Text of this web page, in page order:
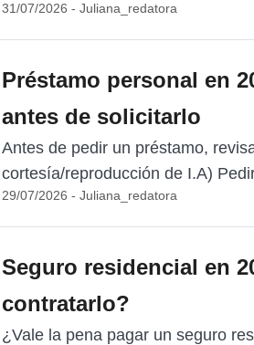
31/07/2026 - Juliana_redatora
Préstamo personal en
antes de solicitarlo
Antes de pedir un préstamo,
cortesía/reproducción de I.A)
29/07/2026 - Juliana_redatora
Seguro residencial en
contratarlo?
¿Vale la pena pagar un seguro